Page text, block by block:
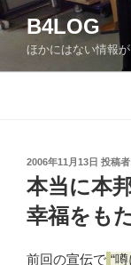
コ
ン
ン
B4LOG
ほかにはない情報
投
稿
日:
2006年11月13日 投稿
本当に本
幸福をも
前回の宣伝で 噂